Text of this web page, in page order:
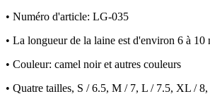
• Numéro d'article: LG-035
• La longueur de la laine est d'environ 6 à 10
• Couleur: camel noir et autres couleurs
• Quatre tailles, S / 6.5, M / 7, L / 7.5, XL /